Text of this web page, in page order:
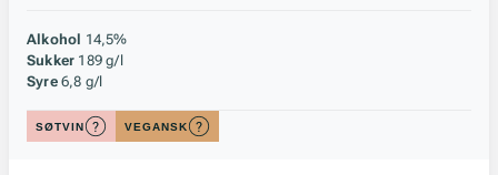
Alkohol 14,5%
Sukker 189 g/l
Syre 6,8 g/l
SØTVIN VEGANSK